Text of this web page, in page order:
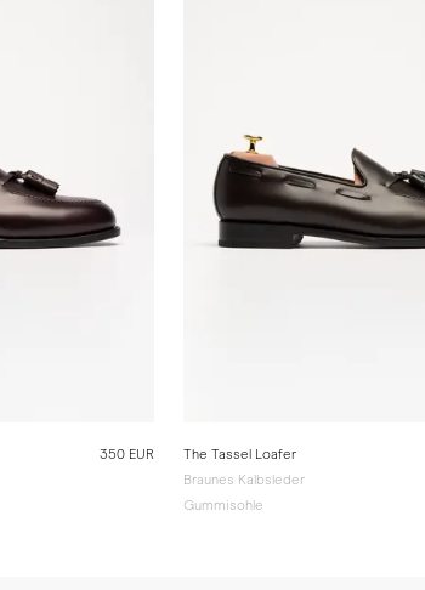
350 EUR
The Tassel Loafer
Braunes Kalbsleder
Gummisohle